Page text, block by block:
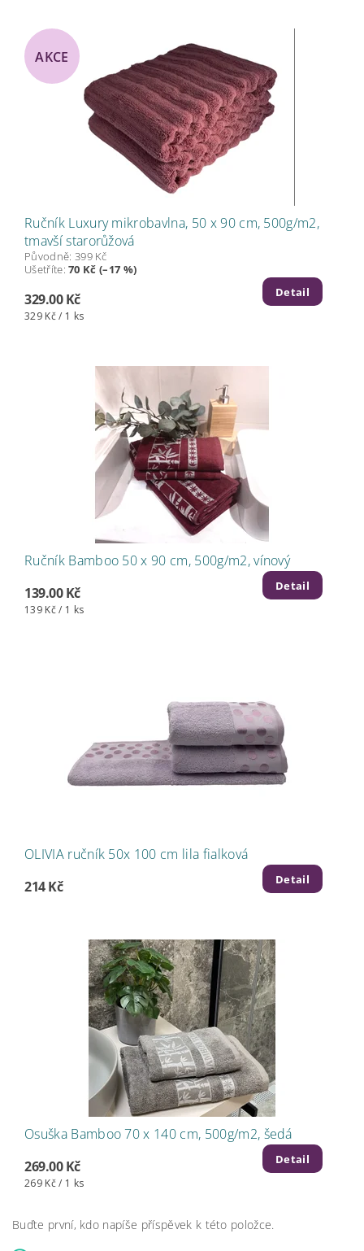
AKCE
Ručník Luxury mikrobavlna, 50 x 90 cm, 500g/m2,
tmavší starorůžová
Původně: 399 Kč
Ušetříte:70 Kč (–17 %)
329.00 Kč
329 Kč / 1 ks
Detail
Ručník Bamboo 50 x 90 cm, 500g/m2, vínový
139.00 Kč
139 Kč / 1 ks
Detail
OLIVIA ručník 50x 100 cm lila fialková
214 Kč
Detail
Osuška Bamboo 70 x 140 cm, 500g/m2, šedá
269.00 Kč
269 Kč / 1 ks
Detail
Buďte první, kdo napíše příspěvek k této položce.